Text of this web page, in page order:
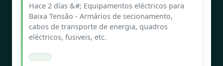
Hace 2 días &#; Equipamentos eléctricos para
Baixa Tensão - Armários de secionamento,
cabos de transporte de energia, quadros
eléctricos, fusiveis, etc.